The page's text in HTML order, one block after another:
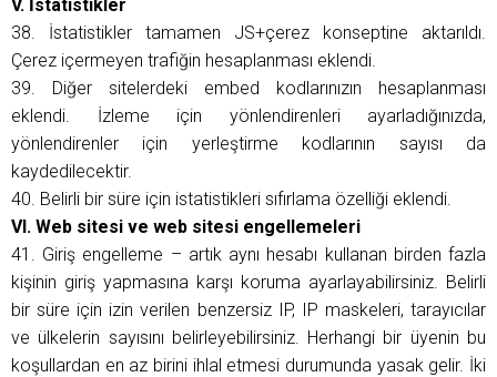
V. İstatistikler
38. İstatistikler tamamen JS+çerez konseptine aktarıldı.
Çerez içermeyen trafiğin hesaplanması eklendi.
39. Diğer sitelerdeki embed kodlarınızın hesaplanması
eklendi. İzleme için yönlendirenleri ayarladığınızda,
yönlendirenler için yerleştirme kodlarının sayısı da
kaydedilecektir.
40. Belirli bir süre için istatistikleri sıfırlama özelliği eklendi.
VI. Web sitesi ve web sitesi engellemeleri
41. Giriş engelleme – artık aynı hesabı kullanan birden fazla
kişinin giriş yapmasına karşı koruma ayarlayabilirsiniz. Belirli
bir süre için izin verilen benzersiz IP, IP maskeleri, tarayıcılar
ve ülkelerin sayısını belirleyebilirsiniz. Herhangi bir üyenin bu
koşullardan en az birini ihlal etmesi durumunda yasak gelir. İki